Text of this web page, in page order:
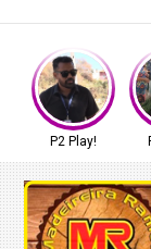
P2 Play!